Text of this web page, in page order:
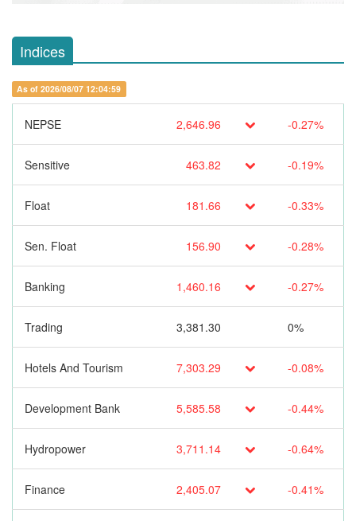
Indices
As of 2026/08/07 12:04:59
NEPSE 2,646.96 -0.27%
Sensitive 463.82 -0.19%
Float 181.66 -0.33%
Sen. Float 156.90 -0.28%
Banking 1,460.16 -0.27%
Trading 3,381.30 0%
Hotels And Tourism 7,303.29 -0.08%
Development Bank 5,585.58 -0.44%
Hydropower 3,711.14 -0.64%
Finance 2,405.07 -0.41%